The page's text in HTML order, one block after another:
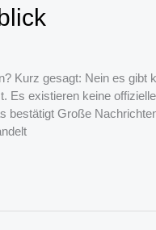
Kurz gesagt: Nein es gibt
Es existieren keine
bestätigt Große